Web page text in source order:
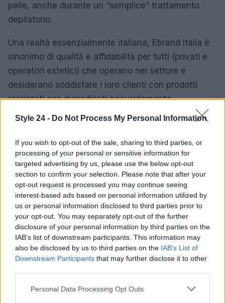
Style 24 - Do Not Process My Personal Information
If you wish to opt-out of the sale, sharing to third parties, or
processing of your personal or sensitive information for
targeted advertising by us, please use the below opt-out
section to confirm your selection. Please note that after your
opt-out request is processed you may continue seeing
interest-based ads based on personal information utilized by
us or personal information disclosed to third parties prior to
your opt-out. You may separately opt-out of the further
disclosure of your personal information by third parties on the
IAB’s list of downstream participants. This information may
also be disclosed by us to third parties on the IAB’s List of
Downstream Participants that may further disclose it to other
Please note that this website/app uses one or more Google
Personal Data Processing Opt Outs
pelle, anche durante un “semplice” trattamento
depilatorio.
Una realtà essenzialmente italiana, Ebrand Italia è
sinonimo di qualità e affidabilità per tutti (privati e
operatori estetici) che operano nel settore e
desiderano soddisfare i loro clienti con prodotti
realizzati con ingredienti accuratamente
selezionati. L’ampio settore dell’estetica
con prodotti per la cura del viso e del corpo e
un’offerta di vari accessori.
Questo successo tutto italiano merita davvero un
grande riconoscimento per i risultati ottenuti negli
anni. L’ampia clientela dell’e-commerce Ebrand
comprende anche donne più giovani che si
affidano ai prodotti cosmetici Ebrand perché, come
molte dicono, sono l’ideale per chi si avvicina al
mondo dell’estetica e desidera utilizzare prodotti di
buona qualità.